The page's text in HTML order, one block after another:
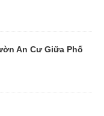
An Cư Giữa Phố